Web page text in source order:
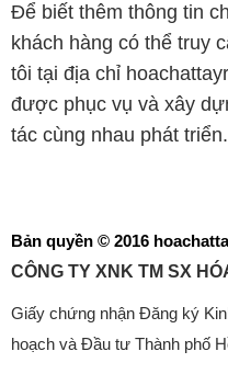
Để biết thêm thông tin
khách hàng có thể truy
tôi tại địa chỉ
được phục vụ và xây
tác cùng nhau phát triển.
Bản quyền © 2016
CÔNG TY XNK TM SX
Giấy chứng nhận Đăng ký
hoạch và Đầu tư Thành phố